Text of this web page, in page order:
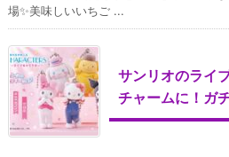
場✨美味しいいちご ...
サンリオのライ
チャームに！ガ